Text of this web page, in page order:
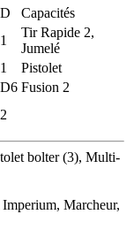
D
Capacités
1
Tir Rapide 2,
Jumelé
1
Pistolet
D6 Fusion 2
2
bolter (3), Multi-
Marcheur,